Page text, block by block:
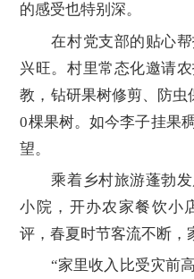
的感受也特别深。
在村党支部的贴心帮
兴旺。村里常态化邀请
教，钻研果树修剪、防虫
0棵果树。如今李子挂果
望。
乘着乡村旅游蓬勃发
小院，开办农家餐饮小
评，春夏时节客流不断，
“家里收入比受灾前高